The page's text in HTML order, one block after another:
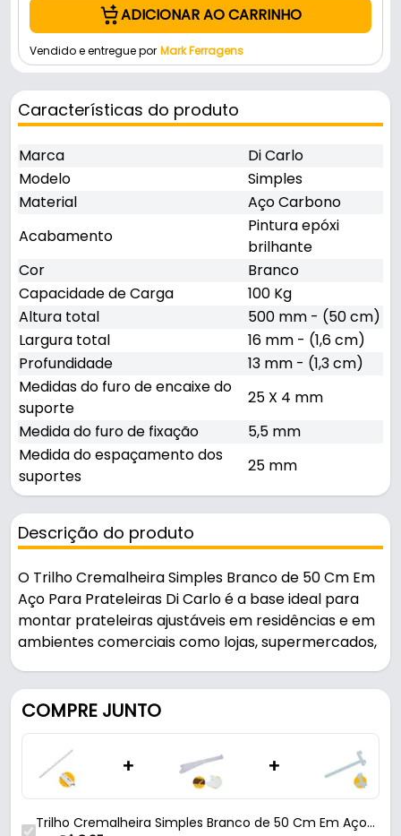
ADICIONAR AO CARRINHO
Vendido e entregue por Mark Ferragens
Características do produto
Marca
Di Carlo
Modelo
Simples
Material
Aço Carbono
Acabamento
Pintura epóxi
brilhante
Cor
Branco
Capacidade de Carga
100 Kg
Altura total
500 mm - (50 cm)
Largura total
16 mm - (1,6 cm)
Profundidade
13 mm - (1,3 cm)
Medidas do furo de encaixe do
suporte
25 X 4 mm
Medida do furo de fixação
5,5 mm
Medida do espaçamento dos
suportes
25 mm
Descrição do produto
O Trilho Cremalheira Simples Branco de 50 Cm Em
Aço Para Prateleiras Di Carlo é a base ideal para
montar prateleiras ajustáveis em residências e em
ambientes comerciais como lojas, supermercados,
Pode ser usado na montagem de prateleiras.
Fabricado em Aço Carbono com acabamento
pintura epóxi brilhante, é resistente e durável no
uso diário. Suporta 100 kg.
COMPRE JUNTO
+ +
Trilho Cremalheira Simples Branco de 50 Cm Em Aço